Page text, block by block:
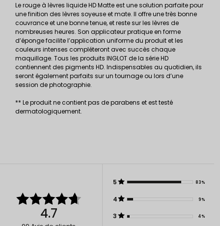
Le rouge à lèvres liquide HD Matte est une solution parfaite pour
une finition des lèvres soyeuse et mate. Il offre une très bonne
couvrance et une bonne tenue, et reste sur les lèvres de
nombreuses heures. Son applicateur pratique en forme
d’éponge facilite l’application uniforme du produit et les
couleurs intenses compléteront avec succès chaque
maquillage. Tous les produits INGLOT de la série HD
contiennent des pigments HD. Indispensables au quotidien, ils
seront également parfaits sur un tournage ou lors d’une
session de photographie.
** Le produit ne contient pas de parabens et est testé
dermatologiquement.
4.7
5 83%
4 9%
3 4%